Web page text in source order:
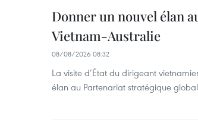
Donner un nouvel élan
Vietnam-Australie
08/08/2026 08:32
La visite d’État du dirigeant
élan au Partenariat stratégique